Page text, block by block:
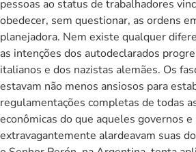
pessoas ao status de trabalhadores
obedecer, sem questionar, as ordens
planejadora. Nem existe qualquer diferença substancial entre
as intenções dos autodeclarados
italianos e dos nazistas alemães. Os
estavam não menos ansiosos para
regulamentações completas de todas
econômicas do que aqueles governos
extravagantemente alardeavam suas